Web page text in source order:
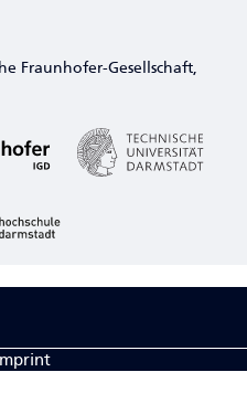
Fraunhofer-Gesellschaft,